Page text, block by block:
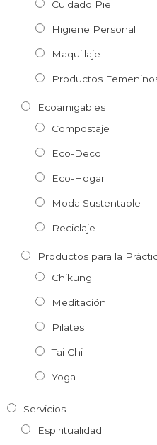
Cuidado Piel
Higiene Personal
Maquillaje
Productos
Ecoamigables
Compostaje
Eco-Deco
Eco-Hogar
Moda Sustentable
Reciclaje
Productos para la
Chikung
Meditación
Pilates
Tai Chi
Yoga
Servicios
Espiritualidad